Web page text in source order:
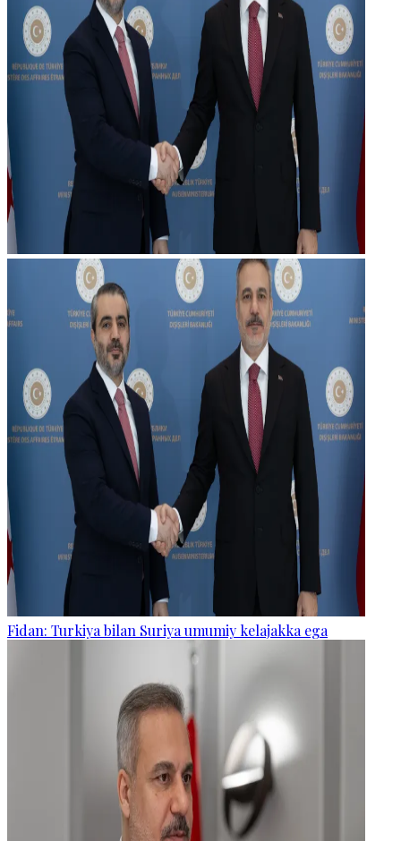
Fidan: Turkiya bilan Suriya umumiy kelajakka ega